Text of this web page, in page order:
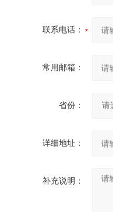
联系电话：
常用邮箱：
省份：
详细地址：
补充说明：